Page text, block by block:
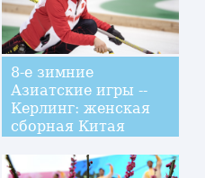
8-е зимние
Азиатские игры --
Керлинг: женская
сборная Китая
Казахстана